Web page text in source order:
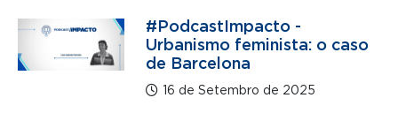
#PodcastImpacto -
Urbanismo feminista: o caso
de Barcelona
16 de Setembro de 2025